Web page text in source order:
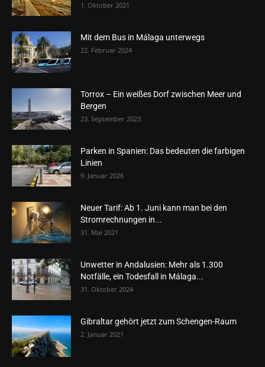
1. Oktober 2021
Mit dem Bus in Málaga unterwegs
22. Februar 2024
Torrox – Ein weißes Dorf zwischen Meer und
Bergen
23. September 2023
Parken in Spanien: Das bedeuten die farbigen
Linien
9. Januar 2026
Neuer Tarif: Ab 1. Juni kann man bei den
Stromrechnungen in...
31. Mai 2021
Unwetter in Andalusien: Mehr als 1.300
Notfälle, ein Todesfall in Málaga...
31. Oktober 2024
Gibraltar gehört jetzt zum Schengen-Raum
2. Januar 2021